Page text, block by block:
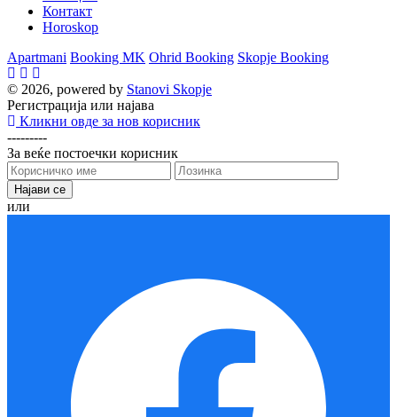
Контакт
Horoskop
Apartmani Booking MK Ohrid Booking Skopje Booking
© 2026, powered by Stanovi Skopje
Регистрација или најава
Кликни овде за нов корисник
---------
За веќе постоечки корисник
или